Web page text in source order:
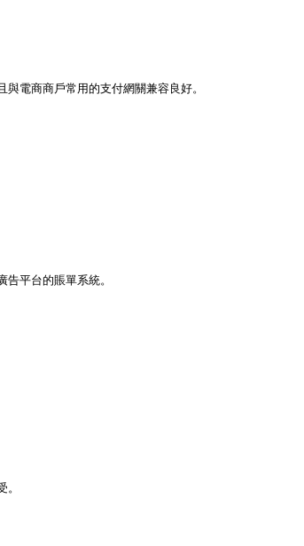
電商商戶常用的支付網關兼容良好。
平台的賬單系統。